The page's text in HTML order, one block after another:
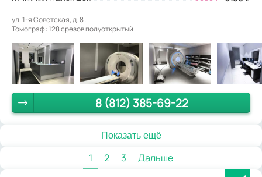
ул. 1-я Советская, д. 8 .
Томограф: 128 срезов полуоткрытый
8 (812) 385-69-22
Показать ещё
1 2 3 Дальше